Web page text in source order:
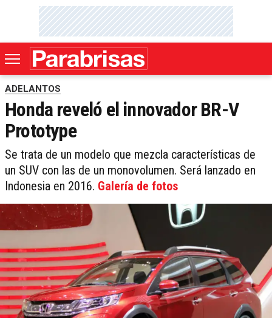
ADELANTOS
Honda reveló el innovador BR-V
Prototype
Se trata de un modelo que mezcla características de
un SUV con las de un monovolumen. Será lanzado en
Indonesia en 2016. Galería de fotos